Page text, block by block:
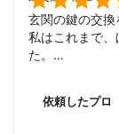
玄関の鍵の交換
私はこれまで
た。
階からかなり
そしてこれま
依頼したプロ